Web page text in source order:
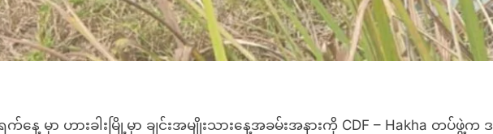
နေ့ မှာ ဟားခါးမြို့မှာ ချင်းအမျိုးသားနေ့အခမ်းအနားကို CDF – Hakha တပ်ဖွဲ့က ဒ